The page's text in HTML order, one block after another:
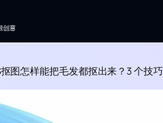
抠图怎样能把毛发都抠出来？3 个技